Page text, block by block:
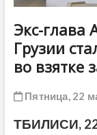
Экс-глава
Грузии
во взятке
Пятница, 22
ТБИЛИСИ,